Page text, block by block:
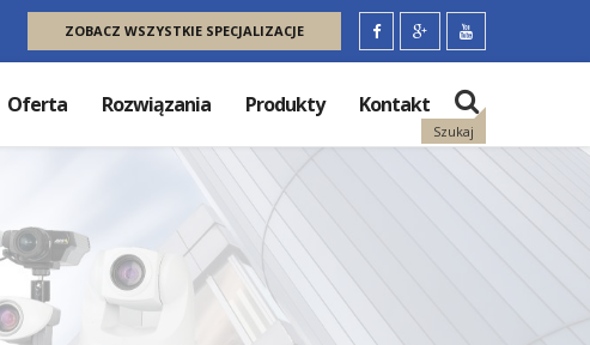
ZOBACZ WSZYSTKIE SPECJALIZACJE
Szukaj
Oferta Rozwiązania Produkty Kontakt